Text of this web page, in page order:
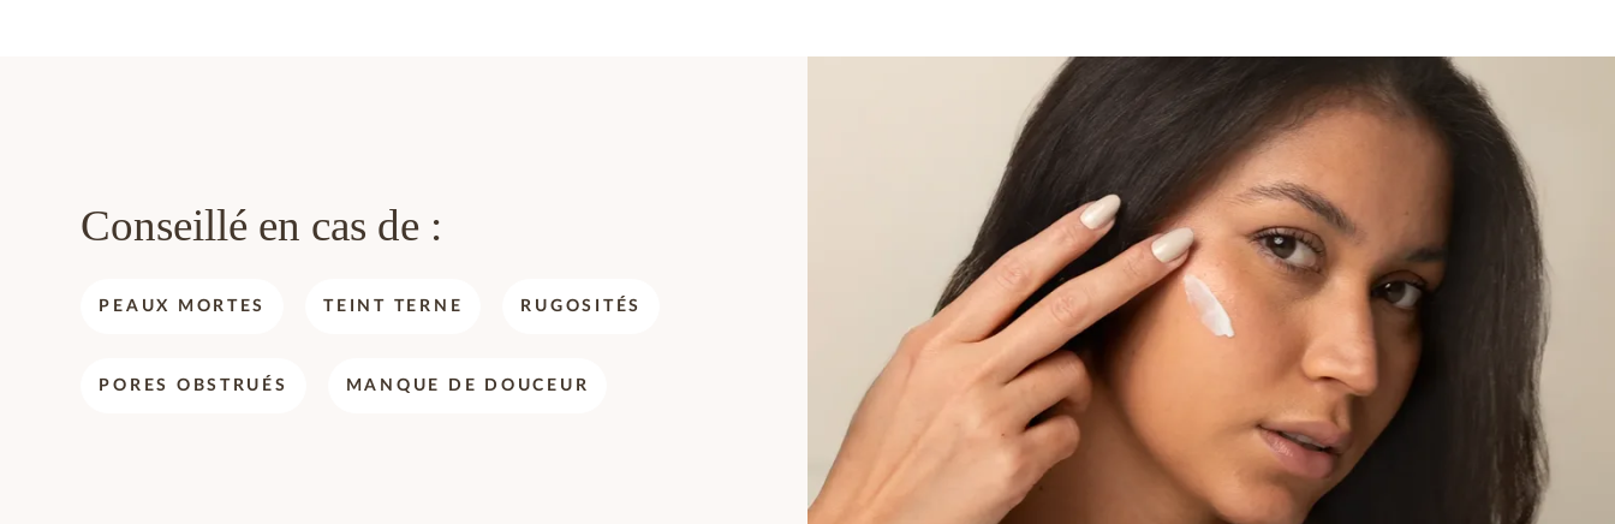
Conseillé en cas de :
PEAUX MORTES TEINT TERNE RUGOSITÉS
PORES OBSTRUÉS MANQUE DE DOUCEUR